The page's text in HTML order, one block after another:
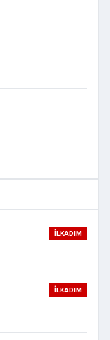
İLKADIM
İLKADIM